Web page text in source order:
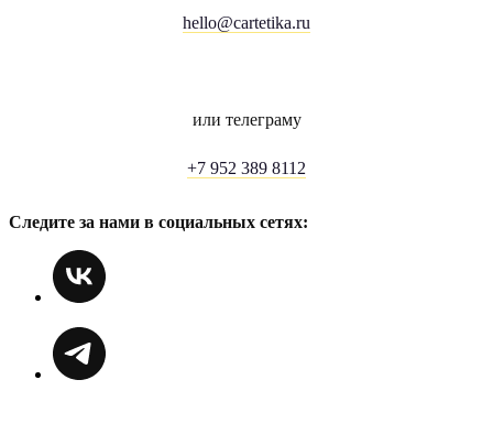
hello@cartetika.ru
или телеграму
+7 952 389 8112
Следите за нами в социальных сетях: